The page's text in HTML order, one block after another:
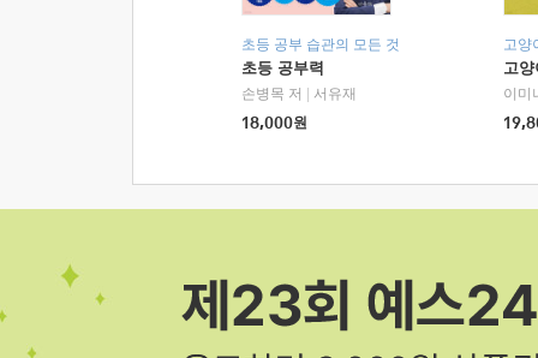
초등 공부 습관의 모든 것
초등 공부력
손병목 저
서유재
18,000원
고양
고
이미